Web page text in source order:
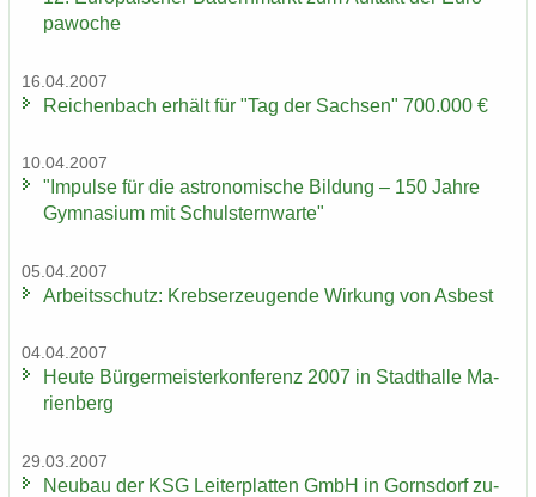
pa­wo­che
16.04.2007
Rei­chen­bach er­hält für "Tag der Sach­sen" 700.000 €
10.04.2007
"Im­pul­se für die as­tro­no­mi­sche Bil­dung – 150 Jahre
Gym­na­si­um mit Schul­stern­war­te"
05.04.2007
Ar­beits­schutz: Krebs­er­zeu­gen­de Wir­kung von Asbest
04.04.2007
Heute Bür­ger­meis­ter­kon­fe­renz 2007 in Stadt­hal­le Ma­
ri­en­berg
29.03.2007
Neu­bau der KSG Lei­ter­plat­ten GmbH in Gorns­dorf zu­